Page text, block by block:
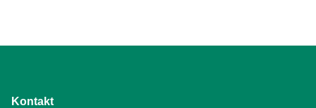
Kontakt